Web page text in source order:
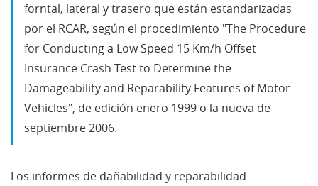
forntal, lateral y trasero que están estandarizadas
por el RCAR, según el procedimiento "The Procedure
for Conducting a Low Speed 15 Km/h Offset
Insurance Crash Test to Determine the
Damageability and Reparability Features of Motor
Vehicles", de edición enero 1999 o la nueva de
septiembre 2006.
Los informes de dañabilidad y reparabilidad